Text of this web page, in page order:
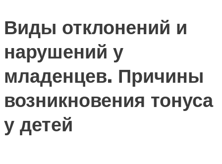
Виды отклонений и
нарушений у
младенцев. Причины
возникновения тонуса
у детей